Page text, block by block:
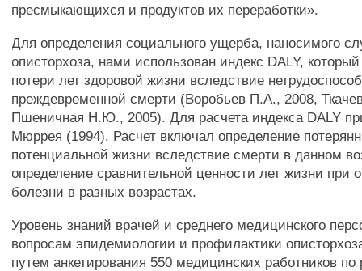
пресмыкающихся и продуктов их переработки».
Для определения социального ущерба, наносимого
описторхоза, нами использован индекс DALY, который
потери лет здоровой жизни вследствие
преждевременной смерти (Воробьев П.А., 2008,
Пшеничная Н.Ю., 2005). Для расчета индекса DALY
Мюррея (1994). Расчет включал определение
потенциальной жизни вследствие смерти в данном
определение сравнительной ценности лет жизни при
болезни в разных возрастах.
Уровень знаний врачей и среднего медицинского
вопросам эпидемиологии и профилактики
путем анкетирования 550 медицинских работников по